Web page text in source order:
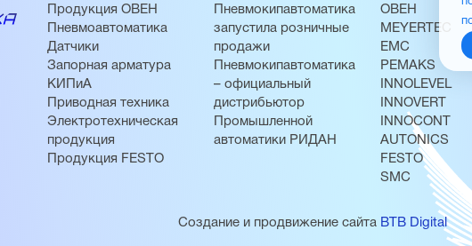
Продукция ОВЕН
Пневмоавтоматика
Датчики
Запорная арматура
КИПиА
Приводная техника
Электротехническая
продукция
Продукция FESTO
Пневмокипавтоматика
запустила розничные
продажи
Пневмокипавтоматика
– официальный
дистрибьютор
Промышленной
автоматики РИДАН
ОВЕН
MEYERTEC
EMC
PEMAKS
INNOLEVEL
INNOVERT
INNOCONT
AUTONICS
FESTO
SMC
Создание и продвижение сайта BTB Digital